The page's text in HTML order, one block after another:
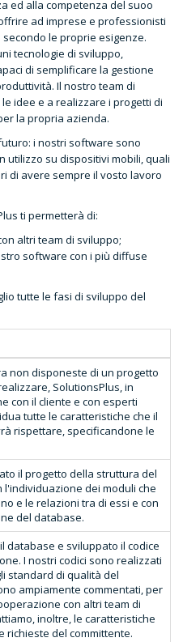
ed alla competenza del suoo
ad imprese e professionisti
le proprie esigenze.
tecnologie di sviluppo,
di semplificare la gestione
Il nostro team di
idee e a realizzare i progetti di
la propria azienda.
i nostri software sono
utilizzo su dispositivi mobili, quali
di avere sempre il vosto lavoro
ti permetterà di:
altri team di sviluppo;
software con i più diffuse
tutte le fasi di sviluppo del
non disponeste di un progetto
SolutionsPlus, in
con il cliente e con esperti
tutte le caratteristiche che il
rispettare, specificandone le
il progetto della struttura del
l'individuazione dei moduli che
e le relazioni tra di essi e con
del database.
database e sviluppato il codice
I nostri codici sono realizzati
standard di qualità del
ampiamente commentati, per
con altri team di
inoltre, le caratteristiche
richieste del committente.